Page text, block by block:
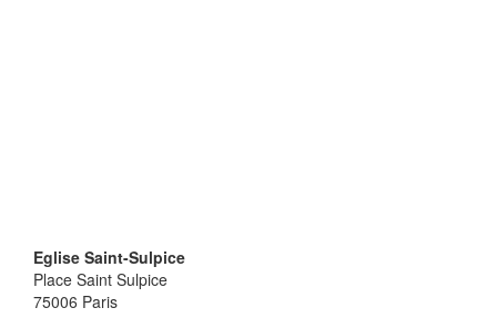
Eglise Saint-Sulpice
Place Saint Sulpice
75006 Paris